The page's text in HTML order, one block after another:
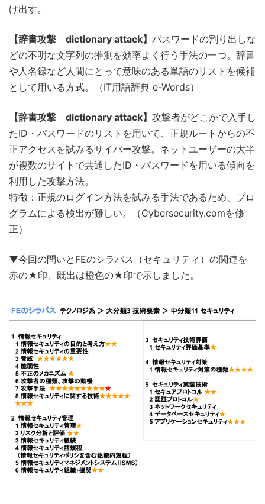
け出す。
【辞書攻撃 dictionary attack】 パスワードの割り出しな
どの不明な文字列の推測を効率よく行う手法の一つ。辞書
や人名録など人間にとって意味のある単語のリストを候補
として用いる方式。（IT用語辞典 e-Words）
【辞書攻撃 dictionary attack】 攻撃者がどこかで入手し
たID・パスワードのリストを用いて、正規ルートからの不
正アクセスを試みるサイバー攻撃。ネットユーザーの大半
が複数のサイトで共通したID・パスワードを用いる傾向を
利用した攻撃方法。
特徴：正規のログイン方法を試みる手法であるため、プロ
グラムによる検出が難しい。（Cybersecurity.comを修
正）
▼今回の問いとFEのシラバス（セキュリティ）の関連を
赤の★印、既出は橙色の★印で示しました。